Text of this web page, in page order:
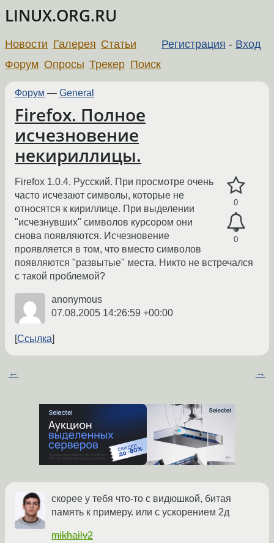
LINUX.ORG.RU
Регистрация - Вход
Новости Галерея Статьи
Форум Опросы Трекер Поиск
Форум — General
Firefox. Полное
исчезновение
некириллицы.
0
0
Firefox 1.0.4. Русский. При просмотре очень
часто исчезают символы, которые не
относятся к кириллице. При выделении
"исчезнувших" символов курсором они
снова появляются. Исчезновение
проявляется в том, что вместо символов
появляются "развытые" места. Никто не встречался
с такой проблемой?
anonymous
07.08.2005 14:26:59 +00:00
Ссылка
← →
скорее у тебя что-то с видюшкой, битая
память к примеру. или с ускорением 2д
mikhailv2